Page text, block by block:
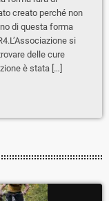
creato perché non
di questa forma
si
delle cure
è stata […]